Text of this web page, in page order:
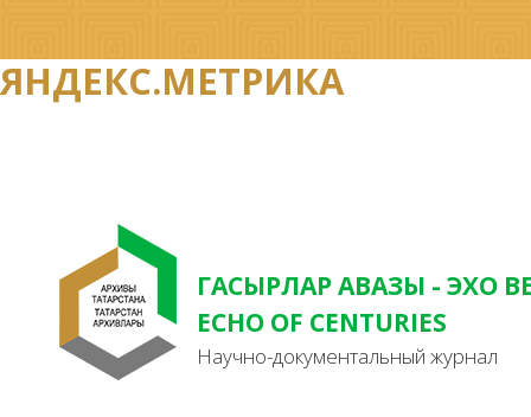
ЯНДЕКС.МЕТРИКА
ГАСЫРЛАР АВАЗЫ - ЭХО
ECHO OF CENTURIES
Научно-документальный журнал